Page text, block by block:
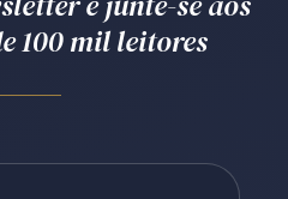
CEP80240-000
100 mil leitores